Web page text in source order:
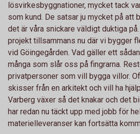
lösvirkesbyggnationer, mycket tack
som kund. De satsar ju mycket på att
det är våra snickare väldigt duktiga
projekt tillsammans nu där vi bygger
vid Göingegården. Vad gäller ett
många som slår oss på fingrarna.
privatpersoner som vill bygga villor.
skisser från en arkitekt och vill ha
Varberg växer så det knakar och det
har redan nu täckt upp med jobb för
materielleveranser kan fortsätta